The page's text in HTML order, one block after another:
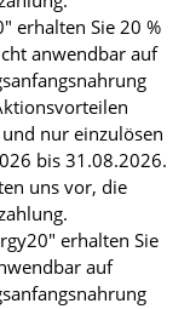
erhalten Sie 20 %
anwendbar auf
nur einzulösen
bis 31.08.2026.
uns vor, die
erhalten Sie
auf